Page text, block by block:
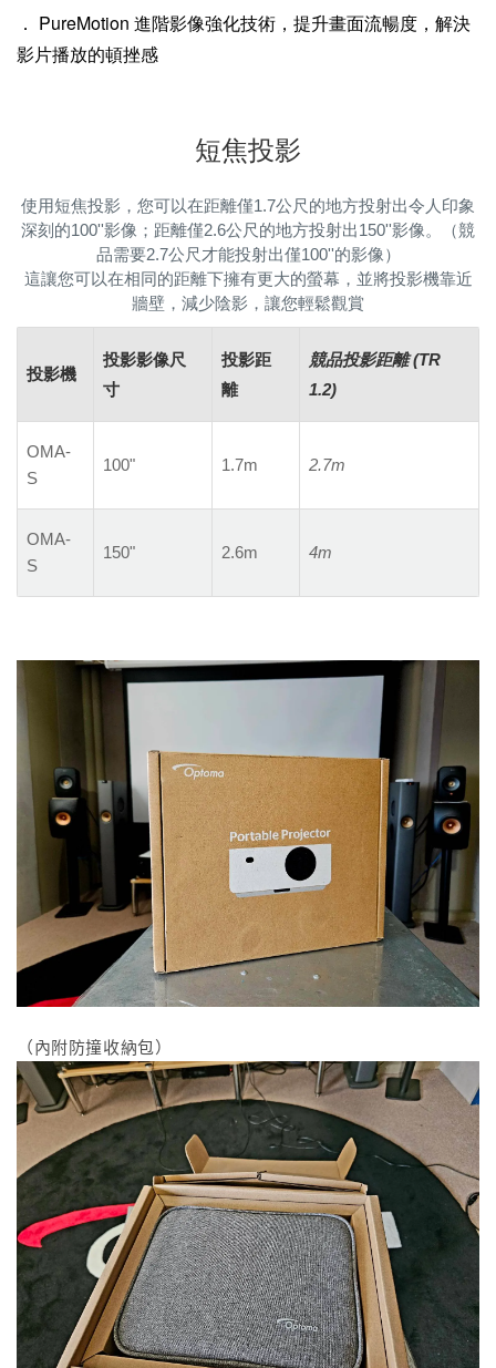
． PureMotion 進階影像強化技術，提升畫面流暢度，解決
影片播放的頓挫感
短焦投影
使用短焦投影，您可以在距離僅1.7公尺的地方投射出令人印象
深刻的100''影像；距離僅2.6公尺的地方投射出150''影像。（競
品需要2.7公尺才能投射出僅100''的影像）
這讓您可以在相同的距離下擁有更大的螢幕，並將投影機靠近
牆壁，減少陰影，讓您輕鬆觀賞
投影機
投影影像尺
寸
投影距
離
競品投影距離 (TR
1.2)
OMA-
S
100" 1.7m 2.7m
OMA-
S
150" 2.6m 4m
（內附防撞收納包）